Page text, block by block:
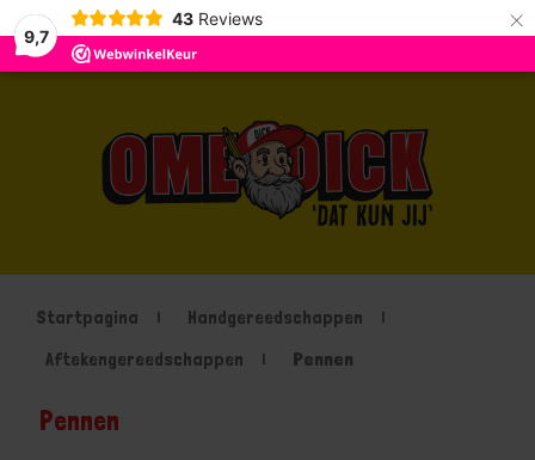
9,7
43 Reviews ×
Startpagina
Handgereedschappen
Aftekengereedschappen
Pennen
Pennen